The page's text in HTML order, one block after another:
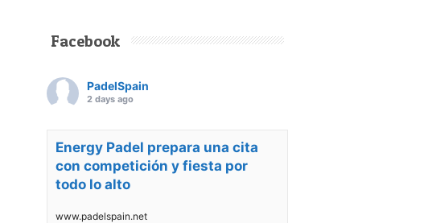
Facebook
PadelSpain
2 days ago
Energy Padel prepara una cita
con competición y fiesta por
todo lo alto
www.padelspain.net